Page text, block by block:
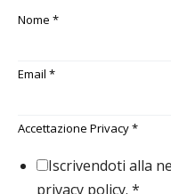
Nome *
Email *
Accettazione Privacy*
Iscrivendoti alla
privacy policy. *